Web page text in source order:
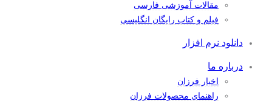
مقالات آموزشی فارسی
فیلم و کتاب رایگان انگلیسی
دانلود نرم افزار
درباره ما
اخبار فرزان
راهنمای محصولات فرزان